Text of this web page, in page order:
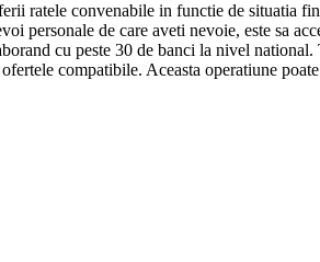
ratele convenabile in functie de situatia
personale de care aveti nevoie, este sa
cu peste 30 de banci la nivel national.
compatibile. Aceasta operatiune